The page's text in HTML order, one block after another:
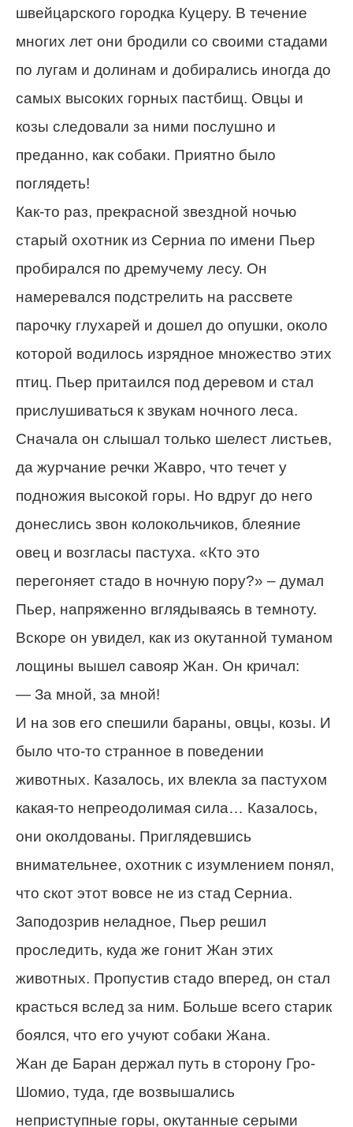
швейцарского городка Куцеру. В течение
многих лет они бродили со своими стадами
по лугам и долинам и добирались иногда до
самых высоких горных пастбищ. Овцы и
козы следовали за ними послушно и
преданно, как собаки. Приятно было
поглядеть!
Как-то раз, прекрасной звездной ночью
старый охотник из Серниа по имени Пьер
пробирался по дремучему лесу. Он
намеревался подстрелить на рассвете
парочку глухарей и дошел до опушки, около
которой водилось изрядное множество этих
птиц. Пьер притаился под деревом и стал
прислушиваться к звукам ночного леса.
Сначала он слышал только шелест листьев,
да журчание речки Жаврo, что течет у
подножия высокой горы. Но вдруг до него
донеслись звон колокольчиков, блеяние
овец и возгласы пастуха. «Кто это
перегоняет стадо в ночную пору?» – думал
Пьер, напряженно вглядываясь в темноту.
Вскоре он увидел, как из окутанной туманом
лощины вышел савояр Жан. Он кричал:
— За мной, за мной!
И на зов его спешили бараны, овцы, козы. И
было что-то странное в поведении
животных. Казалось, их влекла за пастухом
какая-то непреодолимая сила… Казалось,
они околдованы. Приглядевшись
внимательнее, охотник с изумлением понял,
что скот этот вовсе не из стад Серниа.
Заподозрив неладное, Пьер решил
проследить, куда же гонит Жан этих
животных. Пропустив стадо вперед, он стал
красться вслед за ним. Больше всего старик
боялся, что его учуют собаки Жана.
Жан де Баран держал путь в сторону Гро-
Шомио, туда, где возвышались
неприступные горы, окутанные серыми